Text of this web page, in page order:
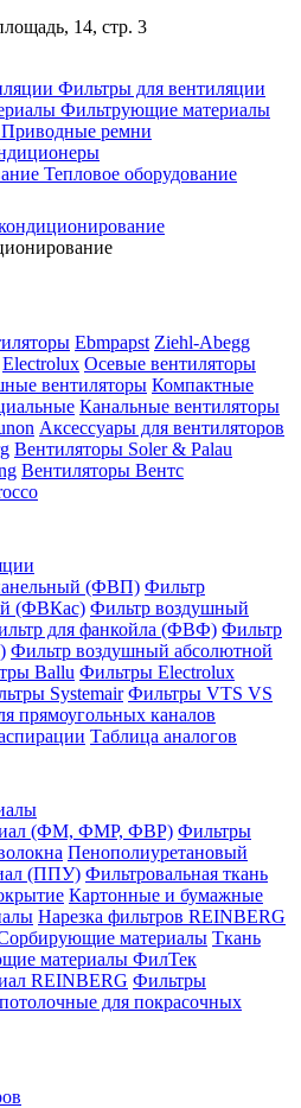
14, стр. 3
Фильтры для вентиляции
Фильтрующие материалы
Приводные ремни
Тепловое оборудование
Ebmpapst Ziehl-Abegg
Electrolux Осевые вентиляторы
вентиляторы Компактные
Канальные вентиляторы
Аксессуары для вентиляторов
Вентиляторы Soler & Palau
Вентиляторы Вентс
(ФВП) Фильтр
(ФВКас) Фильтр воздушный
для фанкойла (ФВФ) Фильтр
Фильтр воздушный абсолютной
Ballu Фильтры Electrolux
Systemair Фильтры VTS VS
прямоугольных каналов
Таблица аналогов
(ФМ, ФМР, ФВР) Фильтры
Пенополиуретановый
(ППУ) Фильтровальная ткань
Картонные и бумажные
Нарезка фильтров REINBERG
материалы Ткань
материалы ФилТек
REINBERG Фильтры
для покрасочных